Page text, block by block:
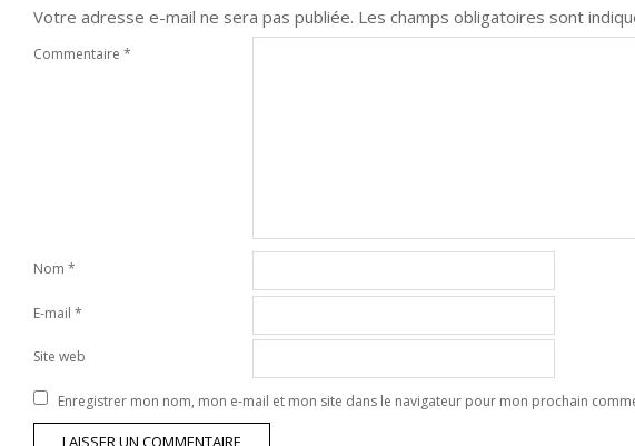
Votre adresse e-mail ne sera pas publiée. Les champs obligatoires sont
Commentaire *
Nom *
E-mail *
Site web
Enregistrer mon nom, mon e-mail et mon site dans le navigateur pour mon prochain